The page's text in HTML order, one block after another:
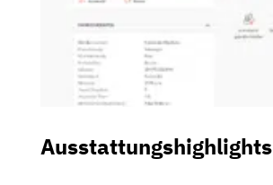
Ausstattungshighlights